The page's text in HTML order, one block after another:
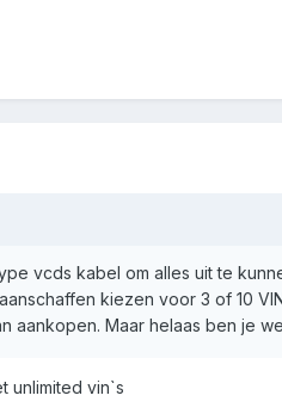
vcds kabel om alles uit te
kiezen voor 3 of 10
Maar helaas ben je
unlimited vin`s